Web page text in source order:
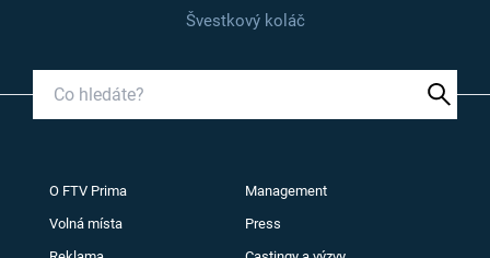
Švestkový koláč
O FTV Prima Management
Volná místa Press